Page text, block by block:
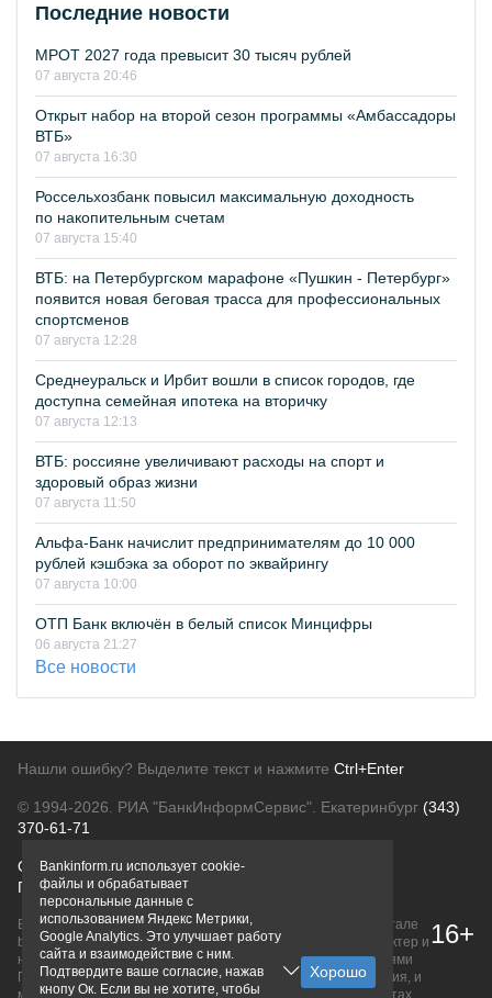
Последние новости
МРОТ 2027 года превысит 30 тысяч рублей
07 августа 20:46
Открыт набор на второй сезон программы «Амбассадоры
ВТБ»
07 августа 16:30
Россельхозбанк повысил максимальную доходность
по накопительным счетам
07 августа 15:40
ВТБ: на Петербургском марафоне «Пушкин - Петербург»
появится новая беговая трасса для профессиональных
спортсменов
07 августа 12:28
Среднеуральск и Ирбит вошли в список городов, где
доступна семейная ипотека на вторичку
07 августа 12:13
ВТБ: россияне увеличивают расходы на спорт и
здоровый образ жизни
07 августа 11:50
Альфа-Банк начислит предпринимателям до 10 000
рублей кэшбэка за оборот по эквайрингу
07 августа 10:00
ОТП Банк включён в белый список Минцифры
06 августа 21:27
Все новости
Нашли ошибку? Выделите текст и нажмите Ctrl+Enter
© 1994-2026. РИА "БанкИнформСервис". Екатеринбург (343)
370-61-71
О проектеПолитика конфиденциальности
Правовая информацияДля рекламодателей
Вся информация о продуктах банков, размещенная на портале
bankinform.ru, носит исключительно ознакомительный характер и
не является публичной офертой, определяемой положениями
ГК РФ. Информация не содержит точного и полного описания, и
может быть изменена. Конечные условия уточняйте на сайтах
16+
Bankinform.ru использует cookie-
файлы и обрабатывает
персональные данные с
использованием Яндекс Метрики,
Google Analytics. Это улучшает работу
сайта и взаимодействие с ним.
Подтвердите ваше согласие, нажав
кнопу Ок. Если вы не хотите, чтобы